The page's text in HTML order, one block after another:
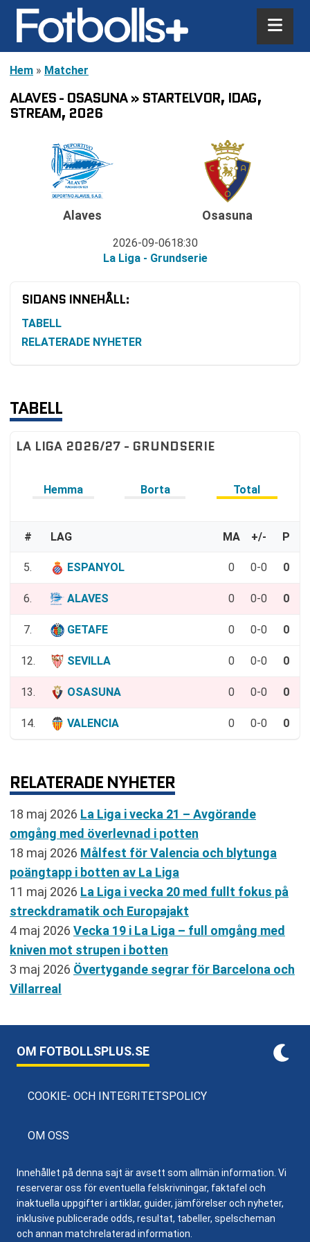
Hem » Matcher
ALAVES - OSASUNA » STARTELVOR, IDAG,
STREAM, 2026
Alaves
2026-09-0618:30
La Liga - Grundserie
Osasuna
SIDANS INNEHÅLL:
TABELL
RELATERADE NYHETER
TABELL
LA LIGA 2026/27 - GRUNDSERIE
Hemma Borta Total
# LAG MA +/- P
5. ESPANYOL 0 0-0 0
6. ALAVES 0 0-0 0
7. GETAFE 0 0-0 0
12. SEVILLA 0 0-0 0
13. OSASUNA 0 0-0 0
14. VALENCIA 0 0-0 0
RELATERADE NYHETER
18 maj 2026 La Liga i vecka 21 – Avgörande
omgång med överlevnad i potten
18 maj 2026 Målfest för Valencia och blytunga
poängtapp i botten av La Liga
11 maj 2026 La Liga i vecka 20 med fullt fokus på
streckdramatik och Europajakt
4 maj 2026 Vecka 19 i La Liga – full omgång med
kniven mot strupen i botten
3 maj 2026 Övertygande segrar för Barcelona och
Villarreal
OM FOTBOLLSPLUS.SE
COOKIE- OCH INTEGRITETSPOLICY
OM OSS
Innehållet på denna sajt är avsett som allmän information. Vi
reserverar oss för eventuella felskrivningar, faktafel och
inaktuella uppgifter i artiklar, guider, jämförelser och nyheter,
inklusive publicerade odds, resultat, tabeller, spelscheman
och annan matchrelaterad information.